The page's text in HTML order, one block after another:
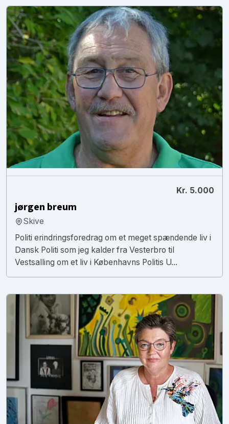
Kr. 5.000
jørgen breum
Skive
Politi erindringsforedrag om et meget spændende liv i
Dansk Politi som jeg kalder fra Vesterbro til
Vestsalling om et liv i Københavns Politis U...